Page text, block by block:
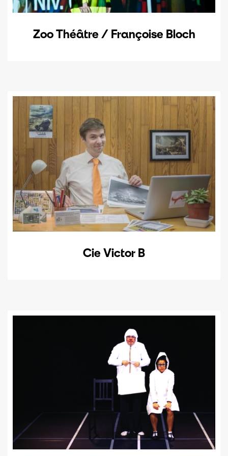
Zoo Théâtre / Françoise Bloch
Cie Victor B